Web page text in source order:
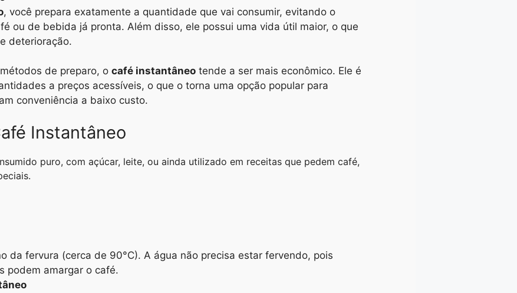
, você prepara exatamente a quantidade que vai consumir, evitando o
ou de bebida já pronta. Além disso, ele possui uma vida útil maior, o que
deterioração.
de preparo, o café instantâneo tende a ser mais econômico. Ele é
a preços acessíveis, o que o torna uma opção popular para
conveniência a baixo custo.
Instantâneo
puro, com açúcar, leite, ou ainda utilizado em receitas que pedem café,
da fervura (cerca de 90°C). A água não precisa estar fervendo, pois
podem amargar o café.